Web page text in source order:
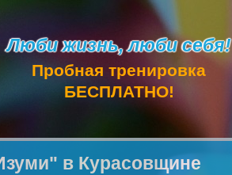
Люби жизнь, люби себя!
Пробная тренировка
БЕСПЛАТНО!
в Курасовщине